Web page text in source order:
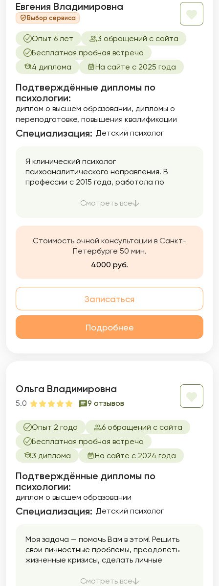
Евгения Владимировна
Выбор сервиса
Опыт 6 лет
3 обращений с сайта
Бесплатная пробная встреча
4 диплома
На сайте с 2025 года
Подтверждённые дипломы по
психологии:
диплом о высшем образовании дипломы о
переподготовке повышения квалификации
Специализация: Детский психолог
Я клинический психолог
психоаналитического направления. В
профессии с 2015 года, работала по
подростками в бюджетной социальной
частной практике.
Смотреть все
Стоимость очной консультации в Санкт-
Петербурге 50 мин.
4000 руб.
Записаться
Подробнее
Ольга Владимировна
5.0 9 отзывов
Опыт 2 года
6 обращений с сайта
Бесплатная пробная встреча
3 диплома
На сайте с 2024 года
Подтверждённые дипломы по
психологии:
диплом о высшем образовании
Специализация: Детский психолог
Моя задача — помочь Вам в этом! Решить
свои личностные проблемы, преодолеть
жизненные кризисы, сделать личные
гармоничными и здоровыми.
Смотреть все